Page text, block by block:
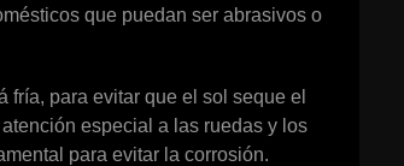
que puedan ser abrasivos o
fría, para evitar que el sol seque el
especial a las ruedas y los
para evitar la corrosión.